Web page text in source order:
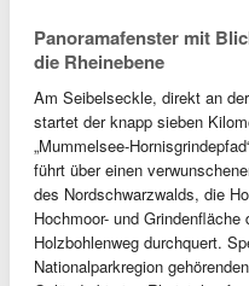
Panoramafenster mit
die Rheinebene
Am Seibelseckle, direkt an
startet der knapp sieben
„Mummelsee-
führt über einen
des Nordschwarzwalds, die
Hochmoor- und
Holzbohlenweg durchquert.
Nationalparkregion